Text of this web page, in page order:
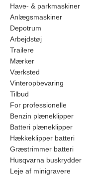
Have- & parkmaskiner
Anlægsmaskiner
Depotrum
Arbejdstøj
Trailere
Mærker
Værksted
Vinteropbevaring
Tilbud
For professionelle
Benzin plæneklipper
Batteri plæneklipper
Hækkeklipper batteri
Græstrimmer batteri
Husqvarna buskrydder
Leje af minigravere